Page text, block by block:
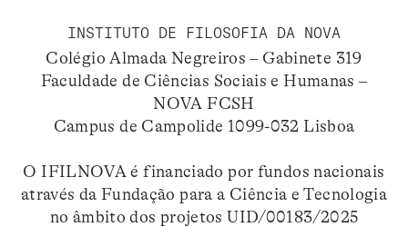
INSTITUTO DE FILOSOFIA DA NOVA
Colégio Almada Negreiros – Gabinete 319
Faculdade de Ciências Sociais e Humanas –
NOVA FCSH
Campus de Campolide 1099-032 Lisboa
O IFILNOVA é financiado por fundos nacionais
através da Fundação para a Ciência e Tecnologia
no âmbito dos projetos UID/00183/2025